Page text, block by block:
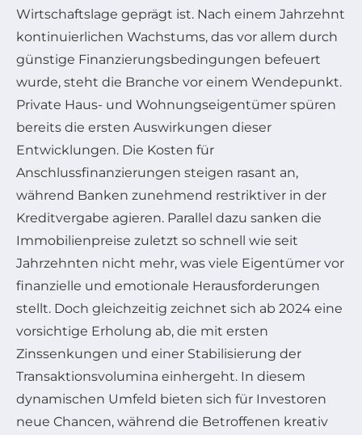
Wirtschaftslage geprägt ist. Nach einem Jahrzehnt
kontinuierlichen Wachstums, das vor allem durch
günstige Finanzierungsbedingungen befeuert
wurde, steht die Branche vor einem Wendepunkt.
Private Haus- und Wohnungseigentümer spüren
bereits die ersten Auswirkungen dieser
Entwicklungen. Die Kosten für
Anschlussfinanzierungen steigen rasant an,
während Banken zunehmend restriktiver in der
Kreditvergabe agieren. Parallel dazu sanken die
Immobilienpreise zuletzt so schnell wie seit
Jahrzehnten nicht mehr, was viele Eigentümer vor
finanzielle und emotionale Herausforderungen
stellt. Doch gleichzeitig zeichnet sich ab 2024 eine
vorsichtige Erholung ab, die mit ersten
Zinssenkungen und einer Stabilisierung der
Transaktionsvolumina einhergeht. In diesem
dynamischen Umfeld bieten sich für Investoren
neue Chancen, während die Betroffenen kreativ